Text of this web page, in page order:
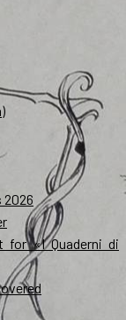
2026
for «I Quaderni di